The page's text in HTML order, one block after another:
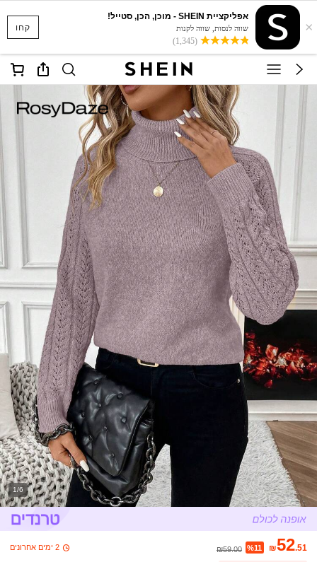
קחו ×
אפליקציית SHEIN - מוכן, הכן, סטייל!
שווה לנסות, שווה לקנות
(1,345)
1/6
₪52.51
%11
₪59.00 2 ימים אחרונים